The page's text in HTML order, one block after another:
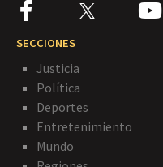
SECCIONES
Justicia
Política
Deportes
Entretenimiento
Mundo